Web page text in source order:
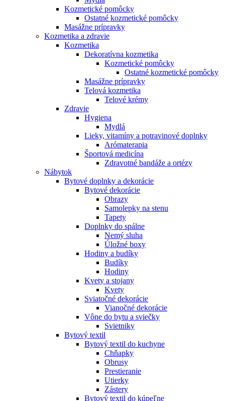
Kozmetické pomôcky
Ostatné kozmetické pomôcky
Masážne prípravky
Kozmetika a zdravie
Kozmetika
Dekoratívna kozmetika
Kozmetické pomôcky
Ostatné kozmetické pomôcky
Masážne prípravky
Telová kozmetika
Telové krémy
Zdravie
Hygiena
Mydlá
Lieky, vitamíny a potravinové doplnky
Arómaterapia
Športová medicína
Zdravotné bandáže a ortézy
Nábytok
Bytové doplnky a dekorácie
Bytové dekorácie
Obrazy
Samolepky na stenu
Tapety
Doplnky do spálne
Nemý sluha
Úložné boxy
Hodiny a budíky
Budíky
Hodiny
Kvety a stojany
Kvety
Sviatočné dekorácie
Vianočné dekorácie
Vône do bytu a sviečky
Svietniky
Bytový textil
Bytový textil do kuchyne
Chňapky
Obrusy
Prestieranie
Utierky
Zástery
Bytový textil do kúpeľne